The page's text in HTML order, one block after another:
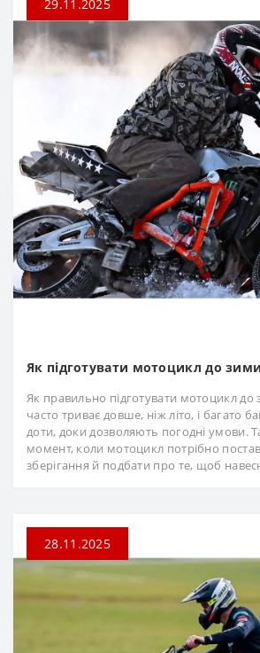
29.11.2025
Як підготувати мотоцикл до
Як правильно підготувати мотоцикл до
часто триває довше, ніж літо, і багато
доти, доки дозволяють погодні умови.
момент, коли мотоцикл потрібно
зберігання й подбати про те, щоб
28.11.2025